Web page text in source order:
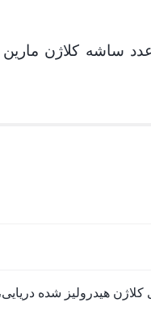
ساشه کلاژن
هیدرولیز شده